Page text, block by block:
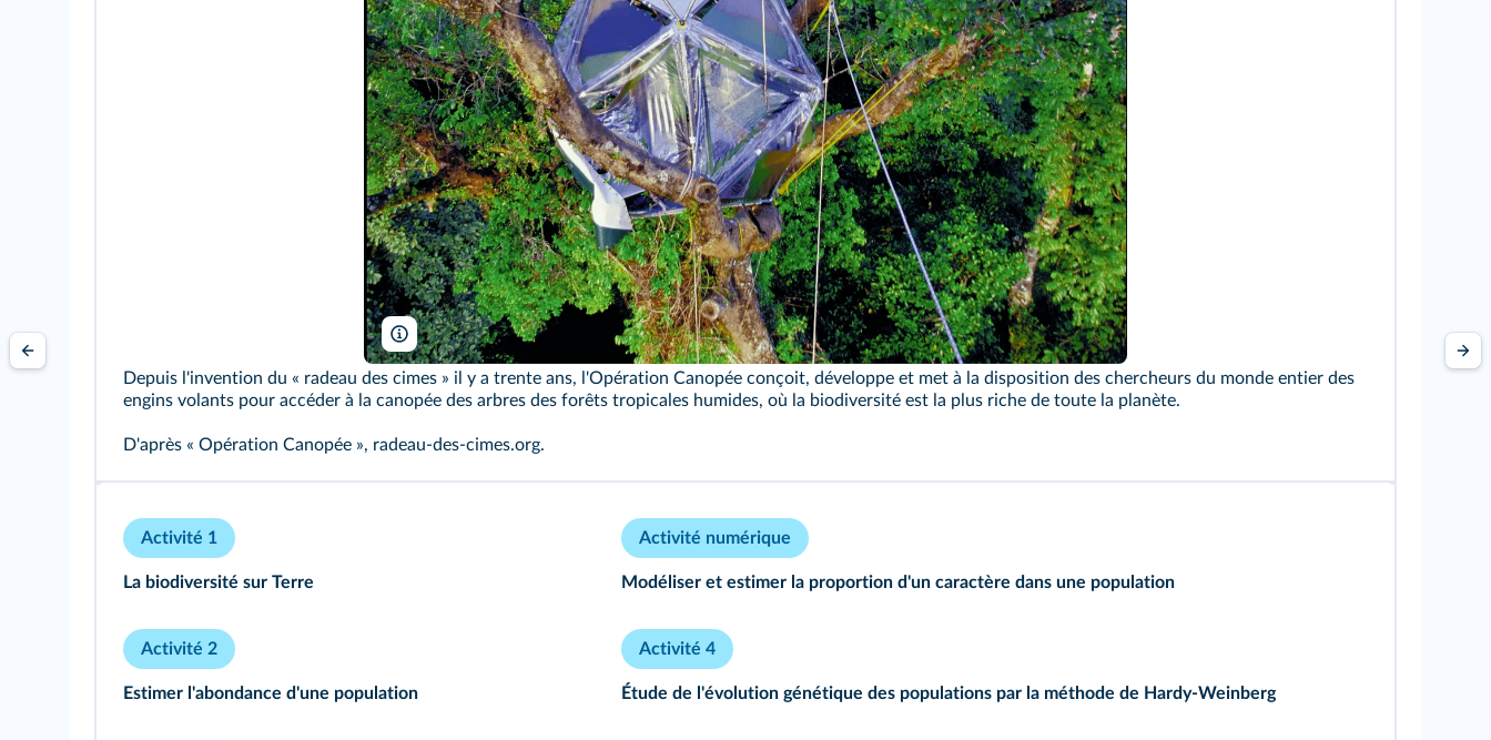
Laurent Pyot/Opération Canopée
Depuis l'invention du « radeau des cimes » il y a trente ans, l'Opération Canopée conçoit, développe et met à la disposition des chercheurs du monde entier des
engins volants pour accéder à la canopée des arbres des forêts tropicales humides, où la biodiversité est la plus riche de toute la planète.
D'après « Opération Canopée », radeau-des-cimes.org.
Activité 1
La biodiversité sur Terre
Activité 2
Estimer l'abondance d'une population
Activité numérique
Modéliser et estimer la proportion d'un caractère dans une population
Activité 4
Étude de l'évolution génétique des populations par la méthode de Hardy-Weinberg